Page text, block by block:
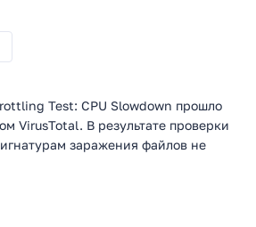
Test: CPU Slowdown прошло
VirusTotal. В результате проверки
заражения файлов не